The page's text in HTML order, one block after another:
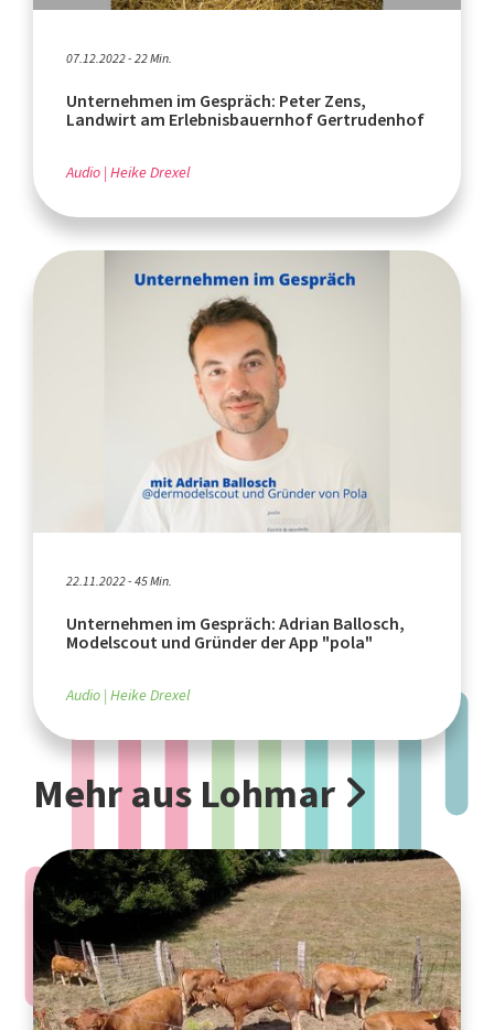
07.12.2022 - 22 Min.
Unternehmen im Gespräch: Peter Zens,
Landwirt am Erlebnisbauernhof Gertrudenhof
Audio Heike Drexel
22.11.2022 - 45 Min.
Unternehmen im Gespräch: Adrian Ballosch,
Modelscout und Gründer der App "pola"
Audio Heike Drexel
Mehr aus Lohmar